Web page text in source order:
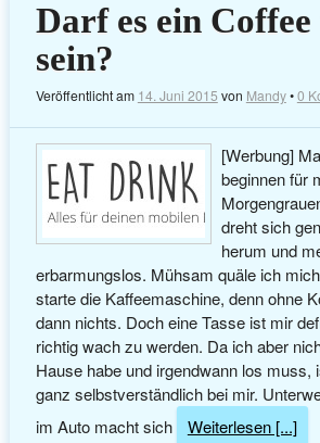
Darf es ein Coffee
sein?
Veröffentlicht am 14. Juni 2015 von Mandy•0
[Werbung]
beginnen für
dreht sich
herum und
erbarmungslos. Mühsam quäle ich
starte die Kaffeemaschine, denn ohne
dann nichts. Doch eine Tasse ist mir
richtig wach zu werden. Da ich aber
Hause habe und irgendwann los muss,
ganz selbstverständlich bei mir.
im Auto macht sich
Weiterlesen [...]